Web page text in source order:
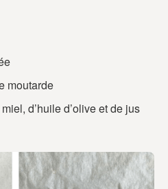
moutarde
d’huile d’olive et de jus